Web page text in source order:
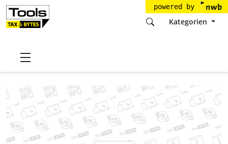
powered by
Kategorien
Startseite